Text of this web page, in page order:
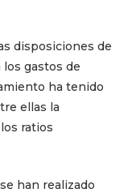
disposiciones de
gastos de
ha tenido
ellas la
ratios
han realizado